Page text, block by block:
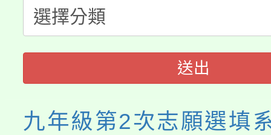
程
送出
九年級第2次志願選填